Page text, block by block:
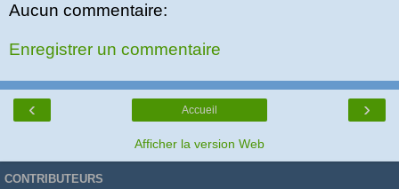
Aucun commentaire:
Enregistrer un commentaire
‹ ›
Accueil
Afficher la version Web
CONTRIBUTEURS